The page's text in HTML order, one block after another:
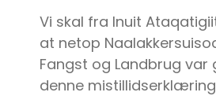
Vi skal fra Inuit
at netop
Fangst og Landbrug var
denne